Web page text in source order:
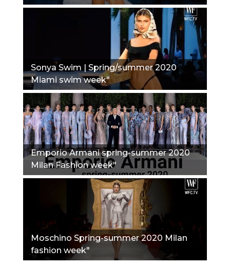
Sonya Swim | Spring/summer 2020
Miami swim week"
Emporio Armani spring-summer 2020
Milan Fashion week"
Moschino Spring-summer 2020 Milan
fashion week"